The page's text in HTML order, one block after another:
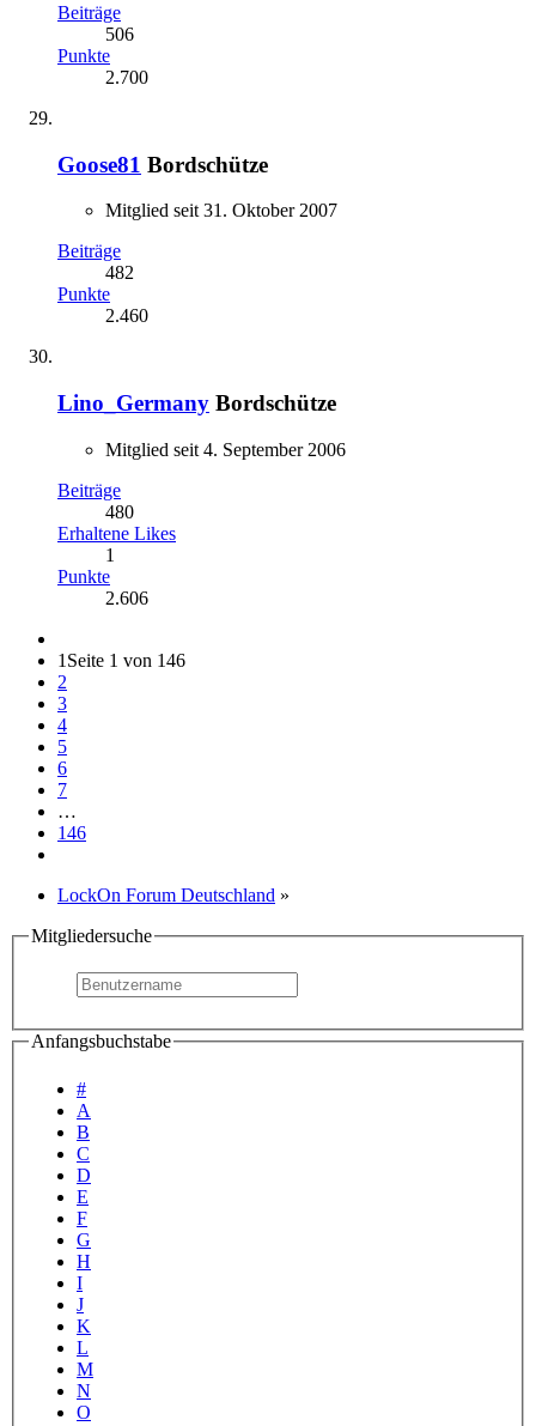
Beiträge
506
Punkte
2.700
Goose81 Bordschütze
Mitglied seit 31. Oktober 2007
Beiträge
482
Punkte
2.460
Lino_Germany Bordschütze
Mitglied seit 4. September 2006
Beiträge
480
Erhaltene Likes
1
Punkte
2.606
1 Seite 1 von 146
2
3
4
5
6
7
…
146
LockOn Forum Deutschland »
Mitgliedersuche
Anfangsbuchstabe
#
A
B
C
D
E
F
G
H
I
J
K
L
M
N
O